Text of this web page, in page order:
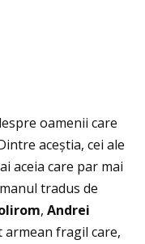
oamenii care
aceștia, cei ale
aceia care par mai
tradus de
, Andrei
fragil care,